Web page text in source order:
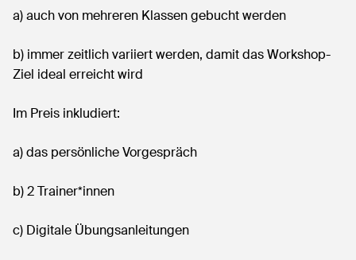
a) auch von mehreren Klassen gebucht werden
b) immer zeitlich variiert werden, damit das Workshop-
Ziel ideal erreicht wird
Im Preis inkludiert:
a) das persönliche Vorgespräch
b) 2 Trainer*innen
c) Digitale Übungsanleitungen